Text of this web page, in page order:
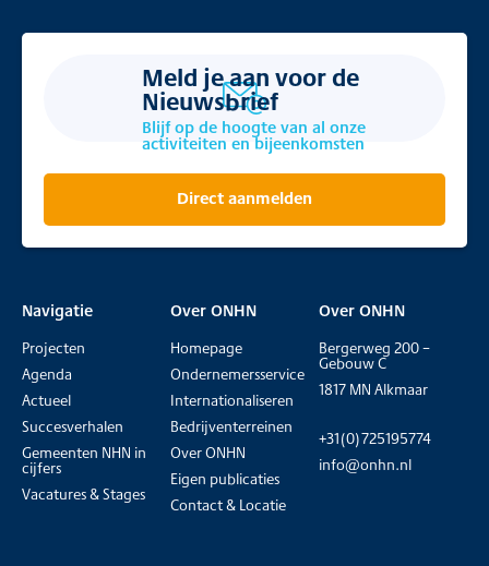
Meld je aan voor de
Nieuwsbrief
Blijf op de hoogte van al onze
activiteiten en bijeenkomsten
Direct aanmelden
Navigatie
Projecten
Agenda
Actueel
Succesverhalen
Gemeenten NHN in
cijfers
Vacatures & Stages
Over ONHN
Homepage
Ondernemersservice
Internationaliseren
Bedrijventerreinen
Over ONHN
Eigen publicaties
Contact & Locatie
Over ONHN
Bergerweg 200 –
Gebouw C
1817 MN Alkmaar
+31(0)725195774
info@onhn.nl